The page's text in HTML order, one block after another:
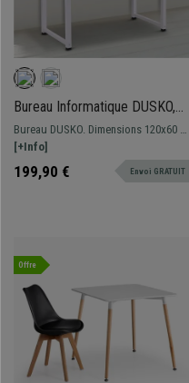
Bureau Informatique DUSKO,
120x60x76cm, en Métal et
Bois, Blanc et Chêne
Bureau DUSKO. Dimensions 120x60 et
76 cm de hauteur Bureau de style
minimaliste avec surface de travail en
bois et structure métallique robuste.
[+Info]
199,90 € Envoi GRATUIT
Offre